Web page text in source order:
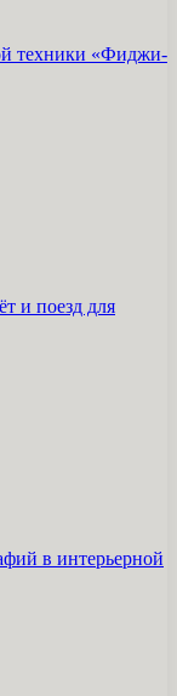
техники «Фиджи-
и поезд для
в интерьерной